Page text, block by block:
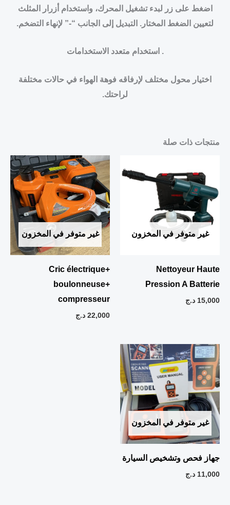
اضغط على زر لبدء تشغيل المحرك، واستخدام أزرار المثلث
لتعيين الضغط المختار. التبديل إلى الجانب “-” لإنهاء التضخم.
. استخدام متعدد الاستخدامات
اختيار محول مختلف لإرفاقه فوهة الهواء في حالات مختلفة
لراحتك.
منتجات ذات صلة
غير متوفر في المخزون
Nettoyeur Haute
Pression A Batterie
15,000 د.ج
غير متوفر في المخزون
Cric électrique+
boulonneuse+
compresseur
22,000 د.ج
غير متوفر في المخزون
جهاز فحص وتشخيص السيارة
11,000 د.ج